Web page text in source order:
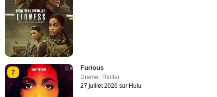
7
Furious
Drame,Thriller
27 juillet 2026 sur Hulu